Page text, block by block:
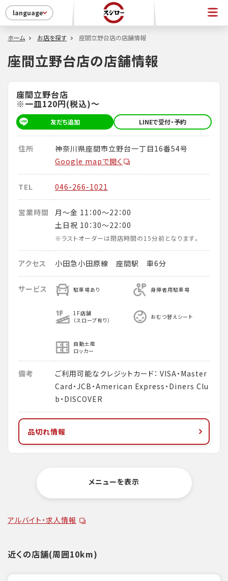
language
ホーム お店を探す 座間立野台店の店舗情報
座間立野台店の店舗情報
座間立野台店
※一皿120円(税込)～
友だち追加 LINEで受付・予約
住所
神奈川県座間市立野台一丁目16番54号
Google mapで開く
TEL 046-266-1021
営業時間
月～金 11：00～22：00
土日祝 10：30～22：00
※ラストオーダーは閉店時間の15分前となります。
アクセス 小田急小田原線 座間駅 車6分
サービス 駐車場あり 身障者用駐車場
1F店舗
（スロープ有り）
おむつ替えシート
自動土産
ロッカー
備考
ご利用可能なクレジットカード： VISA・Master
Card・JCB・American Express・Diners Clu
b・DISCOVER
品切れ情報
メニューを表示
アルバイト・求人情報
近くの店舗(周囲10km)